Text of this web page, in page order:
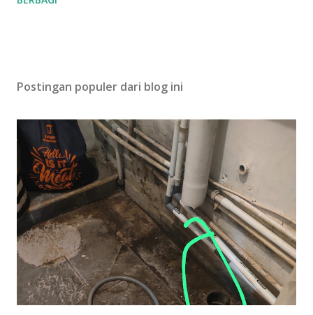
Postingan populer dari blog ini